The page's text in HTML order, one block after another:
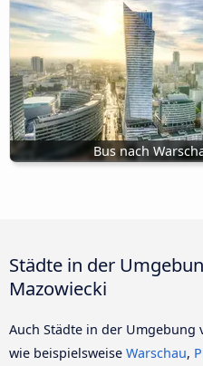
Bus nach
Städte in der
Mazowiecki
Auch Städte in der Umgebung
wie beispielsweise Warschau,